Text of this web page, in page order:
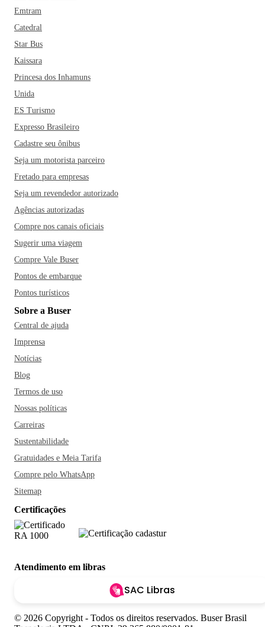
Emtram
Catedral
Star Bus
Kaissara
Princesa dos Inhamuns
Unida
ES Turismo
Expresso Brasileiro
Cadastre seu ônibus
Seja um motorista parceiro
Fretado para empresas
Seja um revendedor autorizado
Agências autorizadas
Compre nos canais oficiais
Sugerir uma viagem
Compre Vale Buser
Pontos de embarque
Pontos turísticos
Sobre a Buser
Central de ajuda
Imprensa
Notícias
Blog
Termos de uso
Nossas políticas
Carreiras
Sustentabilidade
Gratuidades e Meia Tarifa
Compre pelo WhatsApp
Sitemap
Certificações
Atendimento em libras
SAC Libras
© 2026 Copyright - Todos os direitos reservados. Buser Brasil